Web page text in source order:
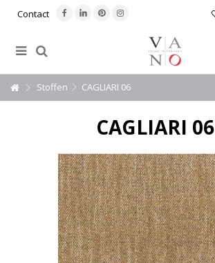
Contact
Stoffen CAGLIARI 06
CAGLIARI 06